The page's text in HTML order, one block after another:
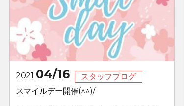
2021 04/16
スタッフブログ
スマイルデー開催(^^)/